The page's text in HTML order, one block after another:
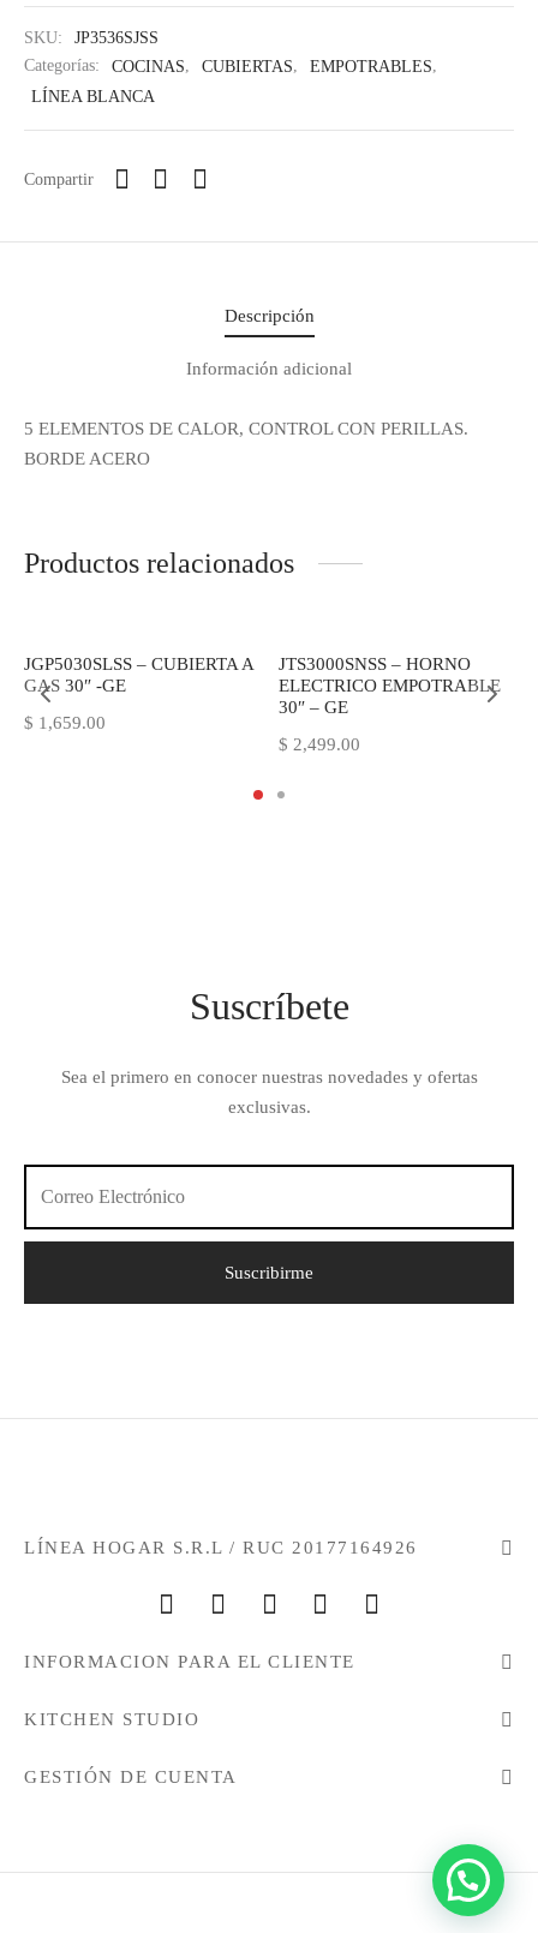
Regístrate y recibe
novedades!
novedades de Kitchen Studio
SKU:
JP3536SJSS
Categorías:
COCINAS, CUBIERTAS, EMPOTRABLES,
LÍNEA BLANCA
Compartir
Descripción
Información adicional
5 ELEMENTOS DE CALOR, CONTROL CON PERILLAS.
BORDE ACERO
Productos relacionados
JGP5030SLSS – CUBIERTA A
GAS 30″ -GE
$ 1,659.00
JTS3000SNSS – HORNO
ELECTRICO EMPOTRABLE
30″ – GE
$ 2,499.00
Suscríbete
Sea el primero en conocer nuestras novedades y ofertas
exclusivas.
LÍNEA HOGAR S.R.L / RUC 20177164926
INFORMACION PARA EL CLIENTE
KITCHEN STUDIO
GESTIÓN DE CUENTA